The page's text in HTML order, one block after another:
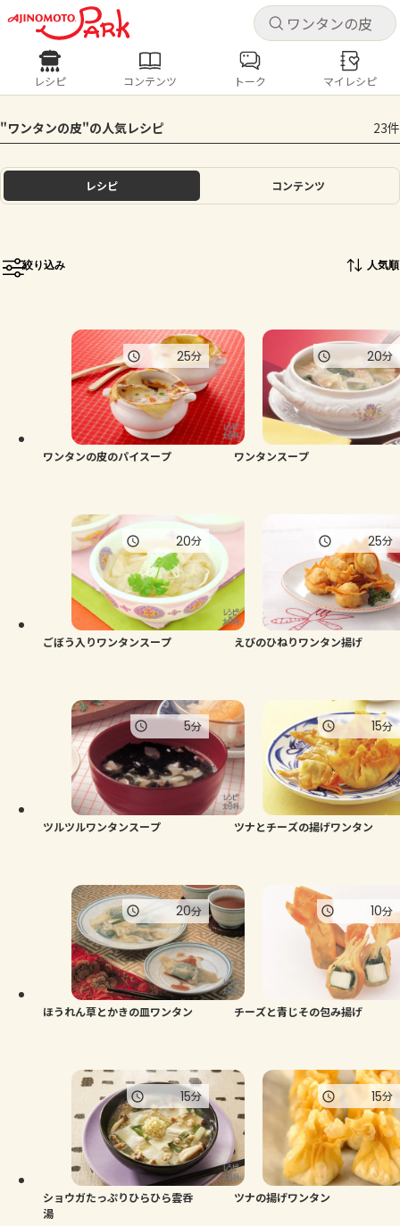
キャ
ログインするとレシピを保存できます
ログイン
ホーム
トーク
よくあるお問い合わせ
お買い物
キャ
レシピ コンテンツ
人気の食材・レシピ
きゅうり なす トマト とうもろこし
ピーマン
レシピ コンテンツ トーク マイレシピ
"ワンタンの皮"の人気レシピ 23件
レシピ コンテンツ
絞り込み 人気順
ワンタンの皮のパイスープ
25分
ワンタンスープ
20分
ごぼう入りワンタンスープ
20分
えびのひねりワンタン揚げ
25分
ツルツルワンタンスープ
5分
ツナとチーズの揚げワンタン
15分
ほうれん草とかきの皿ワンタン
20分
チーズと青じその包み揚げ
10分
ショウガたっぷりひらひら雲呑
湯
15分
ツナの揚げワンタン
15分